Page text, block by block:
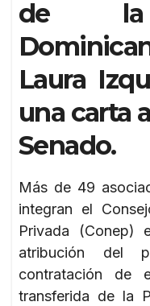
de la
Laura
una carta
Senado.
Más de 49
integran el
Privada (Conep)
atribución del
contratación de
transferida de la